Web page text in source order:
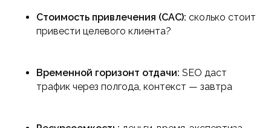
Стоимость привлечения (CAC): сколько стоит
привести целевого клиента?
Временной горизонт отдачи: SEO даст
трафик через полгода, контекст — завтра